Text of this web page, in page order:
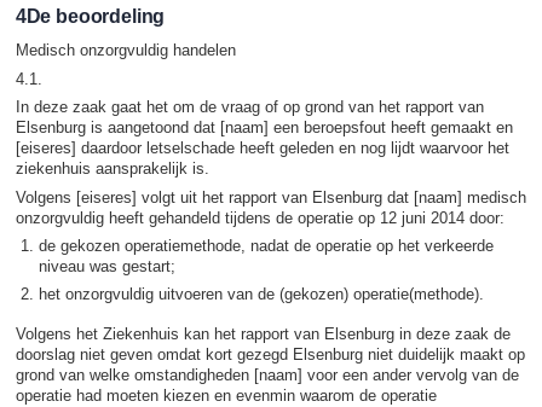
4De beoordeling
Medisch onzorgvuldig handelen
4.1.
In deze zaak gaat het om de vraag of op grond van het rapport van
Elsenburg is aangetoond dat [naam] een beroepsfout heeft gemaakt en
[eiseres] daardoor letselschade heeft geleden en nog lijdt waarvoor het
ziekenhuis aansprakelijk is.
Volgens [eiseres] volgt uit het rapport van Elsenburg dat [naam] medisch
onzorgvuldig heeft gehandeld tijdens de operatie op 12 juni 2014 door:
de gekozen operatiemethode, nadat de operatie op het verkeerde
niveau was gestart;
het onzorgvuldig uitvoeren van de (gekozen) operatie(methode).
Volgens het Ziekenhuis kan het rapport van Elsenburg in deze zaak de
doorslag niet geven omdat kort gezegd Elsenburg niet duidelijk maakt op
grond van welke omstandigheden [naam] voor een ander vervolg van de
operatie had moeten kiezen en evenmin waarom de operatie